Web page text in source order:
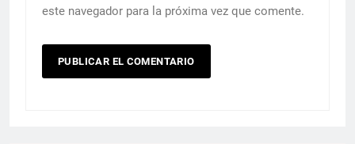
este navegador para la próxima vez que comente.